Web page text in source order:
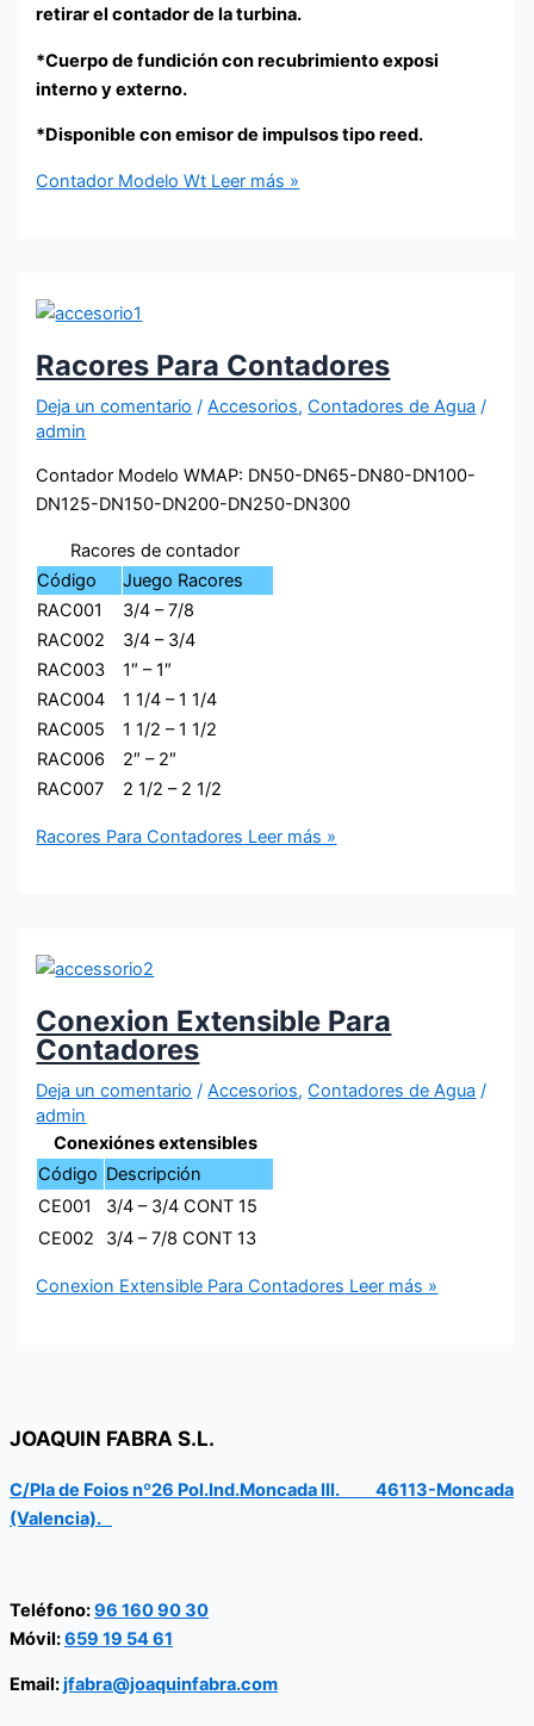
retirar el contador de la turbina.
*Cuerpo de fundición con recubrimiento exposi
interno y externo.
*Disponible con emisor de impulsos tipo reed.
Contador Modelo Wt Leer más »
Racores Para Contadores
Deja un comentario /Accesorios,Contadores de Agua /
admin
Contador Modelo WMAP: DN50-DN65-DN80-DN100-
DN125-DN150-DN200-DN250-DN300
Racores de contador
Código
Juego Racores
RAC001
3/4 – 7/8
RAC002
3/4 – 3/4
RAC003
1″ – 1″
RAC004
1 1/4 – 1 1/4
RAC005
1 1/2 – 1 1/2
RAC006
2″ – 2″
RAC007
2 1/2 – 2 1/2
Racores Para Contadores Leer más »
Conexion Extensible Para
Contadores
Deja un comentario /Accesorios,Contadores de Agua /
admin
Conexiónes extensibles
Código Descripción
CE001
3/4 – 3/4 CONT 15
CE002
3/4 – 7/8 CONT 13
Conexion Extensible Para Contadores Leer más »
JOAQUIN FABRA S.L.
C/Pla de Foios nº26 Pol.Ind.Moncada III. 46113-Moncada
(Valencia).
Teléfono:96 160 90 30
Móvil:659 19 54 61
Email:jfabra@joaquinfabra.com